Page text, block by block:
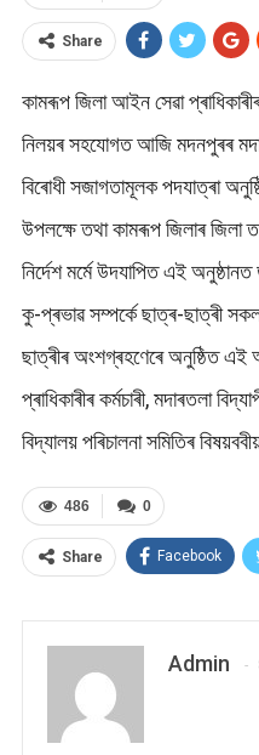
Share
কামৰূপ জিলা আইন সেৱা
নিলয়ৰ সহযোগত আজি মদনপুৰৰ
বিৰোধী সজাগতামূলক পদযাত্ৰা
উপলক্ষে তথা কামৰূপ জিলাৰ জিলা
নিৰ্দেশ মৰ্মে উদযাপিত এই
কু-প্ৰভাৱ সম্পৰ্কে ছাত্ৰ-ছাত্ৰী
ছাত্ৰীৰ অংশগ্ৰহণেৰে অনুষ্ঠিত
প্ৰাধিকাৰীৰ কৰ্মচাৰী, মদাৰতলা
বিদ্যালয় পৰিচালনা সমিতিৰ
0
486
Share Facebook
Admin